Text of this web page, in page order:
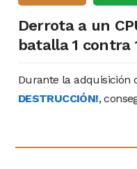
Derrota a un
batalla 1 contra
Durante la adquisición
DESTRUCCIÓN!,